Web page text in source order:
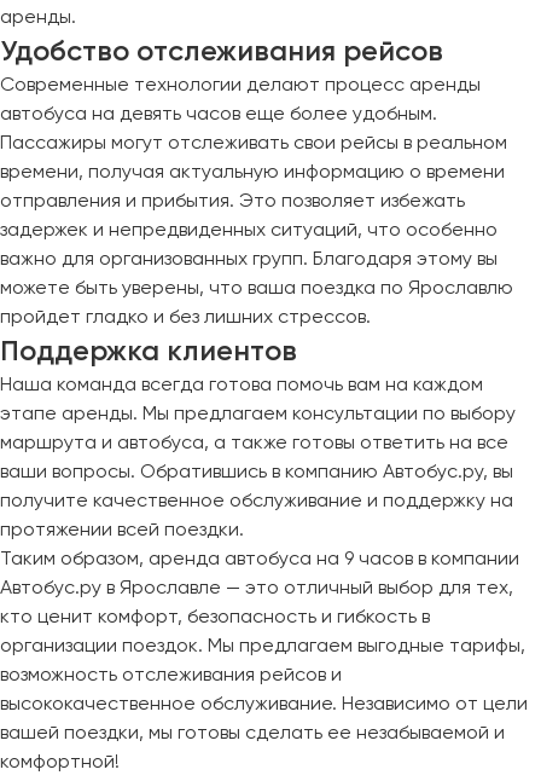
аренды.
Удобство отслеживания рейсов
Современные технологии делают процесс аренды
автобуса на девять часов еще более удобным.
Пассажиры могут отслеживать свои рейсы в реальном
времени, получая актуальную информацию о времени
отправления и прибытия. Это позволяет избежать
задержек и непредвиденных ситуаций, что особенно
важно для организованных групп. Благодаря этому вы
можете быть уверены, что ваша поездка по Ярославлю
пройдет гладко и без лишних стрессов.
Поддержка клиентов
Наша команда всегда готова помочь вам на каждом
этапе аренды. Мы предлагаем консультации по выбору
маршрута и автобуса, а также готовы ответить на все
ваши вопросы. Обратившись в компанию Автобус.ру, вы
получите качественное обслуживание и поддержку на
протяжении всей поездки.
Таким образом, аренда автобуса на 9 часов в компании
Автобус.ру в Ярославле — это отличный выбор для тех,
кто ценит комфорт, безопасность и гибкость в
организации поездок. Мы предлагаем выгодные тарифы,
возможность отслеживания рейсов и
высококачественное обслуживание. Независимо от цели
вашей поездки, мы готовы сделать ее незабываемой и
комфортной!